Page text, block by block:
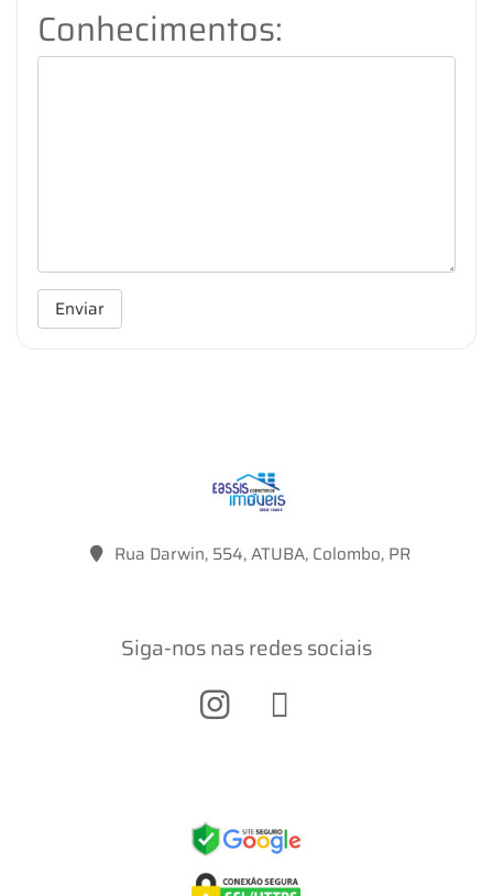
Conhecimentos:
Enviar
Rua Darwin, 554, ATUBA, Colombo, PR
Siga-nos nas redes sociais